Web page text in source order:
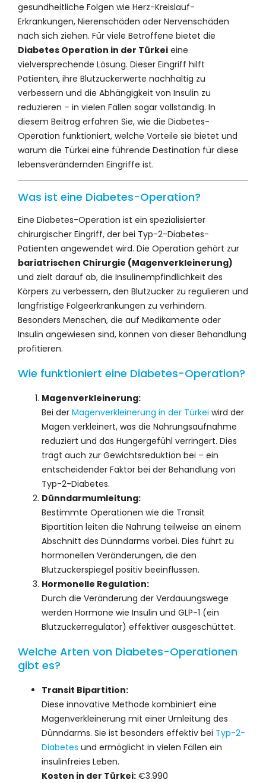
gesundheitliche Folgen wie Herz-Kreislauf-
Erkrankungen, Nierenschäden oder Nervenschäden
nach sich ziehen. Für viele Betroffene bietet die
Diabetes Operation in der Türkei eine
vielversprechende Lösung. Dieser Eingriff hilft
Patienten, ihre Blutzuckerwerte nachhaltig zu
verbessern und die Abhängigkeit von Insulin zu
reduzieren – in vielen Fällen sogar vollständig. In
diesem Beitrag erfahren Sie, wie die Diabetes-
Operation funktioniert, welche Vorteile sie bietet und
warum die Türkei eine führende Destination für diese
lebensverändernden Eingriffe ist.
Was ist eine Diabetes-Operation?
Eine Diabetes-Operation ist ein spezialisierter
chirurgischer Eingriff, der bei Typ-2-Diabetes-
Patienten angewendet wird. Die Operation gehört zur
bariatrischen Chirurgie (Magenverkleinerung)
und zielt darauf ab, die Insulinempfindlichkeit des
Körpers zu verbessern, den Blutzucker zu regulieren und
langfristige Folgeerkrankungen zu verhindern.
Besonders Menschen, die auf Medikamente oder
Insulin angewiesen sind, können von dieser Behandlung
profitieren.
Wie funktioniert eine Diabetes-Operation?
Magenverkleinerung:
Bei der Magenverkleinerung in der Türkei wird der
Magen verkleinert, was die Nahrungsaufnahme
reduziert und das Hungergefühl verringert. Dies
trägt auch zur Gewichtsreduktion bei – ein
entscheidender Faktor bei der Behandlung von
Typ-2-Diabetes.
Dünndarmumleitung:
Bestimmte Operationen wie die Transit
Bipartition leiten die Nahrung teilweise an einem
Abschnitt des Dünndarms vorbei. Dies führt zu
hormonellen Veränderungen, die den
Blutzuckerspiegel positiv beeinflussen.
Hormonelle Regulation:
Durch die Veränderung der Verdauungswege
werden Hormone wie Insulin und GLP-1 (ein
Blutzuckerregulator) effektiver ausgeschüttet.
Welche Arten von Diabetes-Operationen
gibt es?
Transit Bipartition:
Diese innovative Methode kombiniert eine
Magenverkleinerung mit einer Umleitung des
Dünndarms. Sie ist besonders effektiv bei Typ-2-
Diabetes und ermöglicht in vielen Fällen ein
insulinfreies Leben.
Kosten in der Türkei: €3.990